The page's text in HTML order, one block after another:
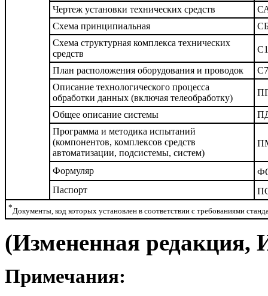
Чертеж установки технических средств
Схема принципиальная
Схема структурная комплекса технических
средств
С1
План расположения оборудования и проводок
С7
Описание технологического процесса
обработки данных (включая телеобработку)
Общее описание системы
Программа и методика испытаний
(компонентов, комплексов средств
автоматизации, подсистемы, систем)
Формуляр
Паспорт
*Документы, код которых установлен в соответствии с требованиями
(Измененная
Примечания: